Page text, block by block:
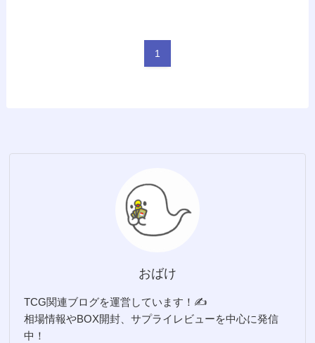
1
おばけ
TCG関連ブログを運営しています！✍️
相場情報やBOX開封、サプライレビューを中心に発信
中！